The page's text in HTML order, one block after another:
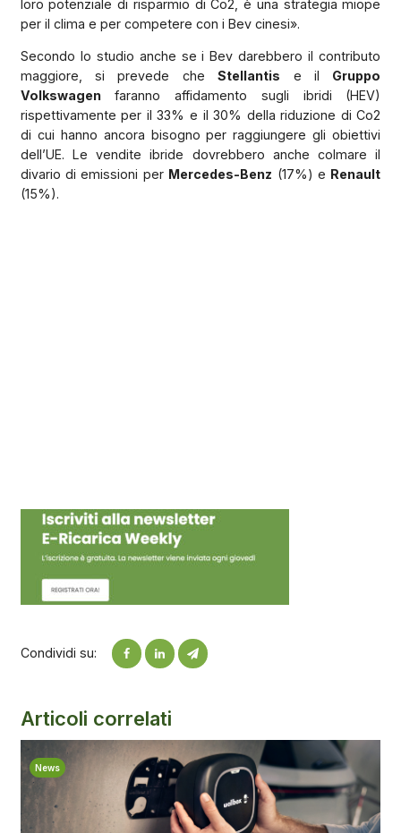
loro potenziale di risparmio di Co2, è una strategia miope
per il clima e per competere con i Bev cinesi».
Secondo lo studio anche se i Bev darebbero il contributo
maggiore, si prevede cheStellantis e il Gruppo
Volkswagenfaranno affidamento sugli ibridi (HEV)
rispettivamente per il 33% e il 30% della riduzione di Co2
di cui hanno ancora bisogno per raggiungere gli obiettivi
dell’UE. Le vendite ibride dovrebbero anche colmare il
divario di emissioni per Mercedes-Benz (17%) e Renault
(15%).
Condividi su:
Articoli correlati
News